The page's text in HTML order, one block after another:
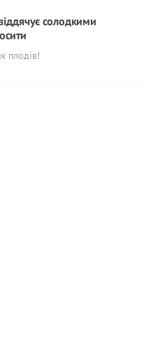
солодкими
плодів!